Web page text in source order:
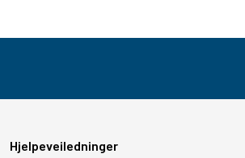
Hjelpeveiledninger